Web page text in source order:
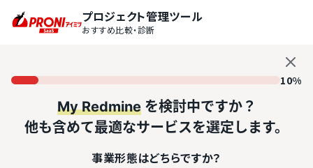
プロジェクト管理ツール
おすすめ比較・診断
10%
My Redmineを検討中ですか？
他も含めて最適なサービスを選定します。
事業形態はどちらですか？